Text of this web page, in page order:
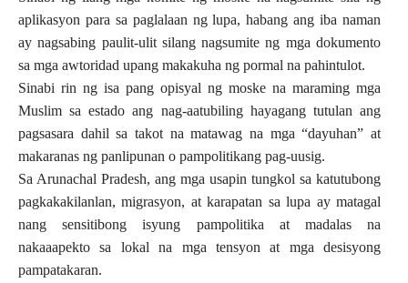
aplikasyon para sa paglalaan ng lupa, habang ang iba naman
ay nagsabing paulit-ulit silang nagsumite ng mga dokumento
sa mga awtoridad upang makakuha ng pormal na pahintulot.
Sinabi rin ng isa pang opisyal ng moske na maraming mga
Muslim sa estado ang nag-aatubiling hayagang tutulan ang
pagsasara dahil sa takot na matawag na mga “dayuhan” at
makaranas ng panlipunan o pampolitikang pag-uusig.
Sa Arunachal Pradesh, ang mga usapin tungkol sa katutubong
pagkakakilanlan, migrasyon, at karapatan sa lupa ay matagal
nang sensitibong isyung pampolitika at madalas na
nakaaapekto sa lokal na mga tensyon at mga desisyong
pampatakaran.